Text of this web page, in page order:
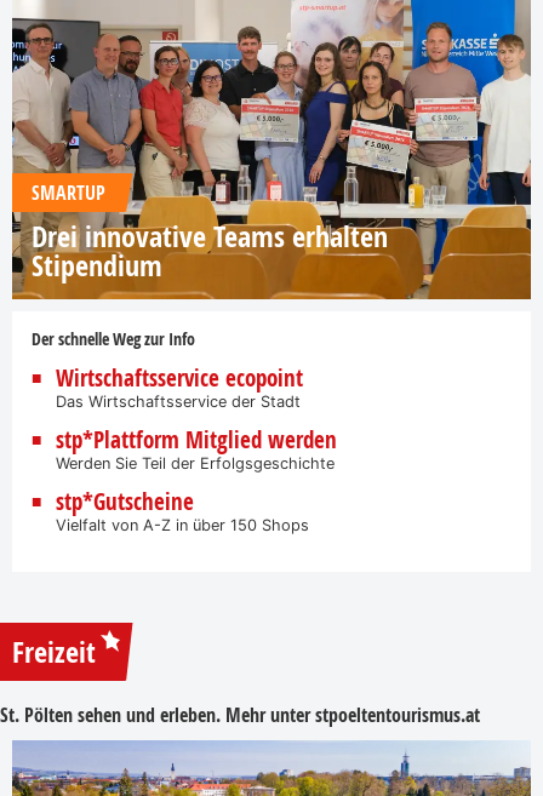
SMARTUP
Drei innovative Teams erhalten
Stipendium
Der schnelle Weg zur Info
Wirtschaftsservice ecopoint
Das Wirtschaftsservice der Stadt
stp*Plattform Mitglied werden
Werden Sie Teil der Erfolgsgeschichte
stp*Gutscheine
Vielfalt von A-Z in über 150 Shops
Freizeit
St. Pölten sehen und erleben. Mehr unterstpoeltentourismus.at